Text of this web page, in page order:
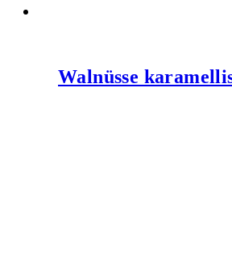
Walnüsse